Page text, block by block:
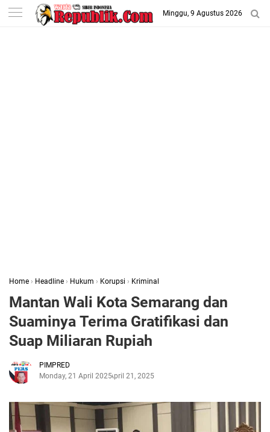
-->
Minggu, 9 Agustus 2026
Home › Headline › Hukum › Korupsi › Kriminal
Mantan Wali Kota Semarang dan
Suaminya Terima Gratifikasi dan
Suap Miliaran Rupiah
PIMPRED
Monday, 21 April 2025April 21, 2025